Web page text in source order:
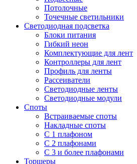
Потолочные
Точечные светильники
Светодиодная подсветка
Блоки питания
Гибкий неон
Комплектующие для лент
Контроллеры для лент
Профиль для ленты
Рассеиватели
Светодиодные ленты
Светодиодные модули
Споты
Встраиваемые споты
Накладные споты
С 1 плафоном
С 2 плафонами
С 3 и более плафонами
Торшеры